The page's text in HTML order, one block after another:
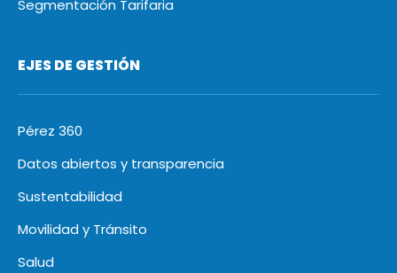
Segmentación Tarifaria
EJES DE GESTIÓN
Pérez 360
Datos abiertos y transparencia
Sustentabilidad
Movilidad y Tránsito
Salud